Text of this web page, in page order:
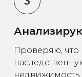
Проверяю, что
недвижимость,